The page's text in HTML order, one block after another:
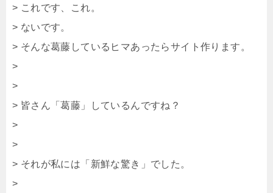
> これです、これ。
> ないです。
> そんな葛藤しているヒマあったらサイト作ります。
>
>
> 皆さん「葛藤」しているんですね？
>
>
> それが私には「新鮮な驚き」でした。
>